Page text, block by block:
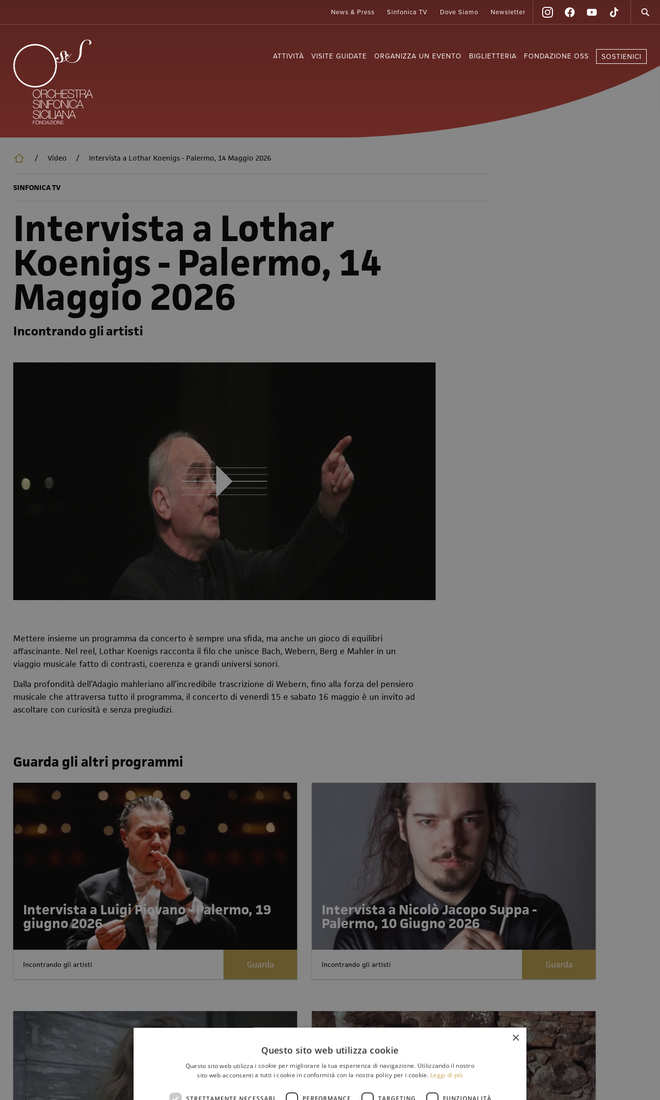
principale
ATTIVITÀ VISITE GUIDATE ORGANIZZA UN EVENTO BIGLIETTERIA FONDAZIONE OSS SOSTIENICI
News & Press Sinfonica TV Dove Siamo Newsletter
/ Video / Intervista a Lothar Koenigs - Palermo, 14 Maggio 2026
SINFONICA TV
Intervista a Lothar
Koenigs - Palermo, 14
Maggio 2026
Incontrando gli artisti
Mettere insieme un programma da concerto è sempre una sfida, ma anche un gioco di equilibri
affascinante. Nel reel, Lothar Koenigs racconta il filo che unisce Bach, Webern, Berg e Mahler in un
viaggio musicale fatto di contrasti, coerenza e grandi universi sonori.
Dalla profondità dell’Adagio mahleriano all’incredibile trascrizione di Webern, fino alla forza del pensiero
musicale che attraversa tutto il programma, il concerto di venerdì 15 e sabato 16 maggio è un invito ad
ascoltare con curiosità e senza pregiudizi.
Guarda gli altri programmi
Intervista a Luigi Piovano - Palermo, 19
giugno 2026
Incontrando gli artisti Guarda
Intervista a Nicolò Jacopo Suppa -
Palermo, 10 Giugno 2026
Incontrando gli artisti Guarda
×
Questo sito web utilizza cookie
Questo sito web utilizza i cookie per migliorare la tua esperienza di navigazione. Utilizzando il nostro
sito web acconsenti a tutti i cookie in conformità con la nostra policy per i cookie. Leggi di più
STRETTAMENTE NECESSARI PERFORMANCE TARGETING FUNZIONALITÀ